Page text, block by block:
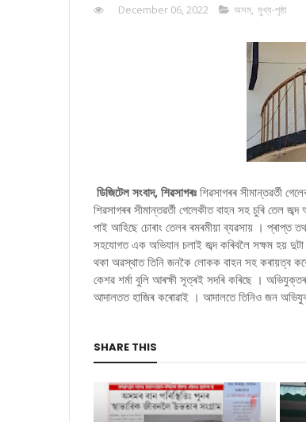
December 06, 2022 অসম, মুখ্য-পৃষ্ঠা
ডিজিটেল সংবাদ, শিৱসাগৰঃ শিৱসাগৰৰ সীমান্তৱৰ্তী
শিৱসাগৰৰ সীমান্তৱৰ্তী গেলেকীত বাহন সহ চুৰি তেল
পাই আহিছে চোৰাং তেলৰ ৰমৰমীয়া ব্যৱসায় । প্ৰাপ্ত
সহযোগত এক অভিযান চলাই জব্দ কৰিবলৈ সক্ষম হয়
থকা অৱস্থাত তিনি জনকৈ লোকক বাহন সহ কৰায়ত্ব
কেশৱ শৰ্মা বুলি আৰক্ষী সূত্ৰই সদৰি কৰিছে ।
আদালতত হাজিৰ কৰোৱাই । আদালতে তিনিও জন
SHARE THIS